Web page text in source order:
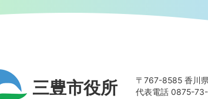
三豊市役所
〒767-8585 香川
代表電話 0875-